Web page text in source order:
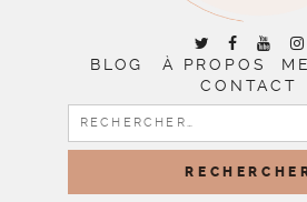
BLOG À PROPOS
CONTACT